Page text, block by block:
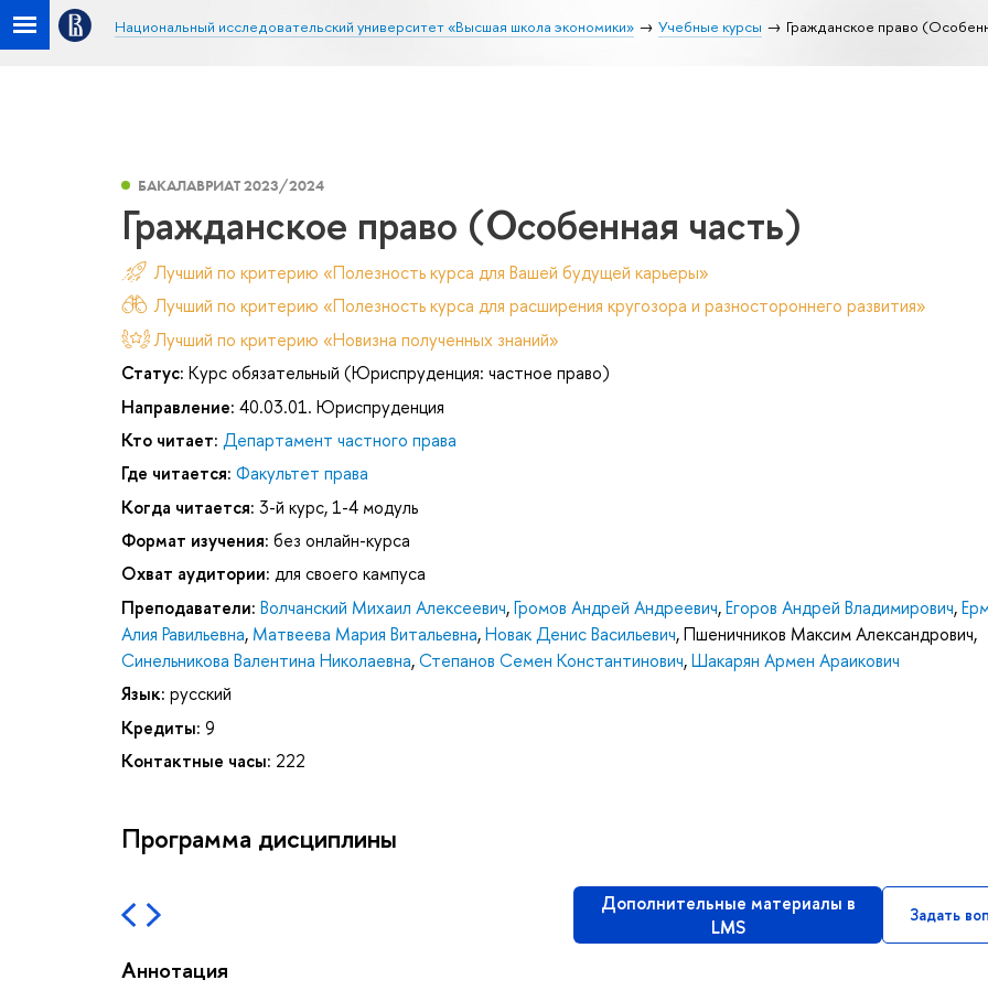
Национальный исследовательский университет «Высшая школа экономики» Учебные курсы Гражданское право
БАКАЛАВРИАТ 2023/2024
Гражданское право (Особенная часть)
Лучший по критерию «Полезность курса для Вашей будущей карьеры»
Лучший по критерию «Полезность курса для расширения кругозора и разностороннего развития»
Лучший по критерию «Новизна полученных знаний»
Статус: Курс обязательный (Юриспруденция: частное право)
Направление: 40.03.01. Юриспруденция
Кто читает: Департамент частного права
Где читается: Факультет права
Когда читается: 3-й курс, 1-4 модуль
Формат изучения: без онлайн-курса
Охват аудитории: для своего кампуса
Преподаватели: Волчанский Михаил Алексеевич,Громов Андрей Андреевич,Егоров Андрей Владимирович,
Алия Равильевна, Матвеева Мария Витальевна,Новак Денис Васильевич,Пшеничников Максим Александрович,
Синельникова Валентина Николаевна,Степанов Семен Константинович,Шакарян Армен Араикович
Язык: русский
Кредиты: 9
Контактные часы: 222
Программа дисциплины
Дополнительные материалы в
LMS
Задать
Аннотация